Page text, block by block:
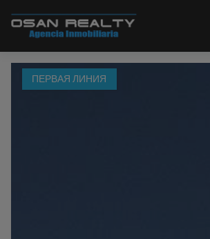
ПЕРВАЯ ЛИНИЯ